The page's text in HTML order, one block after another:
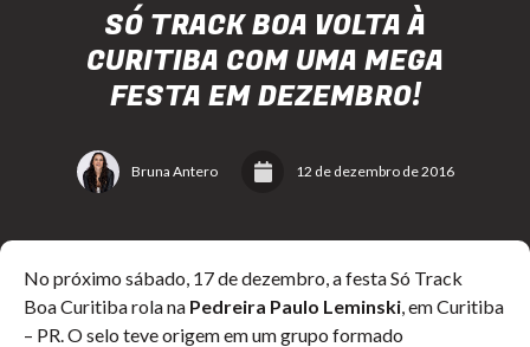
SÓ TRACK BOA VOLTA À
CURITIBA COM UMA MEGA
FESTA EM DEZEMBRO!
Bruna Antero 12 de dezembro de 2016
No próximo sábado, 17 de dezembro, a festa Só Track
Boa Curitiba rola na Pedreira Paulo Leminski, em Curitiba
– PR. O selo teve origem em um grupo formado